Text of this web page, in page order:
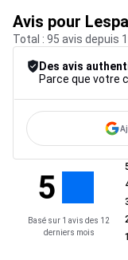
Avis pour
Total : 95 avis depuis
Des avis
5
Basé sur 1 avis des 12
derniers mois
1